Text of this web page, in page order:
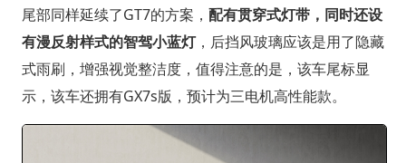
尾部同样延续了GT7的方案， 配有贯穿式灯带，同时还设
有漫反射样式的智驾小蓝灯，后挡风玻璃应该是用了隐藏
式雨刷，增强视觉整洁度，值得注意的是，该车尾标显
示，该车还拥有GX7s版，预计为三电机高性能款。